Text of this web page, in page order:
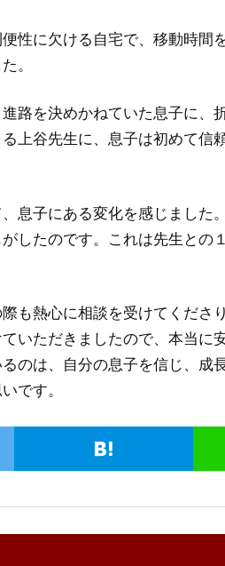
性に欠ける自宅で、移動時間
。
路を決めかねていた息子に、
上谷先生に、息子は初めて信
息子にある変化を感じました
したのです。これは先生との
も熱心に相談を受けてくださ
いただきましたので、本当に
のは、自分の息子を信じ、成
です。